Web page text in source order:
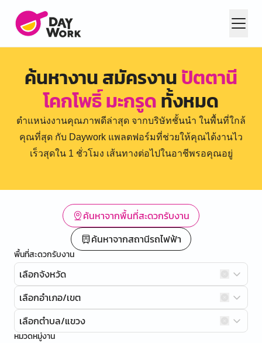
ค้นหางาน สมัครงานปัตตานี
โคกโพธิ์ มะกรูดทั้งหมด
ตำแหน่งงานคุณภาพดีล่าสุด จากบริษัทชั้นนำ ในพื้นที่ใกล้
คุณที่สุด กับ Daywork แพลตฟอร์มที่ช่วยให้คุณได้งานไว
เร็วสุดใน 1 ชั่วโมง เส้นทางต่อไปในอาชีพรอคุณอยู่
ค้นหาจากพื้นที่สะดวกรับงาน
ค้นหาจากสถานีรถไฟฟ้า
พื้นที่สะดวกรับงาน
เลือกจังหวัด
เลือกอำเภอ/เขต
เลือกตำบล/แขวง
หมวดหมู่งาน